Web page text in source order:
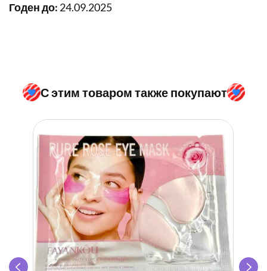
Годен до: 24.09.2025
С этим товаром также покупают